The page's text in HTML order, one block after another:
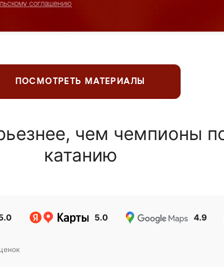
соглашению
ПОСМОТРЕТЬ МАТЕРИАЛЫ
чем чемпионы
катанию
5.0 4.9